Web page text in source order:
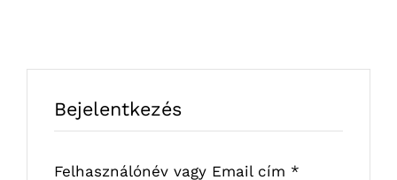
Bejelentkezés
Felhasználónév vagy Email cím *